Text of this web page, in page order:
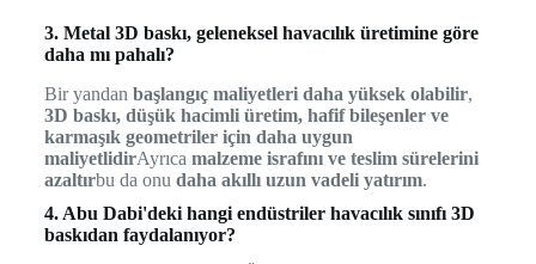
3. Metal 3D baskı, geleneksel havacılık üretimine göre
daha mı pahalı?
Bir yandan başlangıç maliyetleri daha yüksek olabilir,
3D baskı, düşük hacimli üretim, hafif bileşenler ve
karmaşık geometriler için daha uygun
maliyetlidirAyrıca malzeme israfını ve teslim sürelerini
azaltırbu da onu daha akıllı uzun vadeli yatırım.
4. Abu Dabi'deki hangi endüstriler havacılık sınıfı 3D
baskıdan faydalanıyor?